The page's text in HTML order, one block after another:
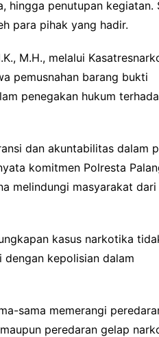
hingga penutupan kegiatan.
para pihak yang hadir.
M.H., melalui
pemusnahan barang bukti
penegakan hukum
dan akuntabilitas dalam
komitmen Polresta
melindungi masyarakat dari
kasus narkotika
kepolisian dalam
sama memerangi
peredaran gelap